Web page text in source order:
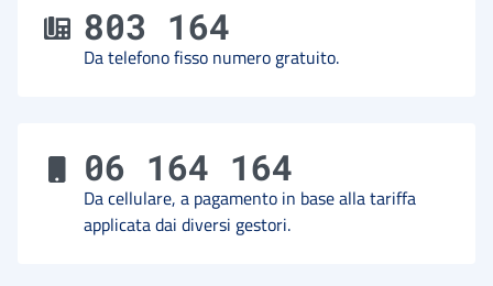
803 164
Da telefono fisso numero gratuito.
06 164 164
Da cellulare, a pagamento in base alla tariffa
applicata dai diversi gestori.